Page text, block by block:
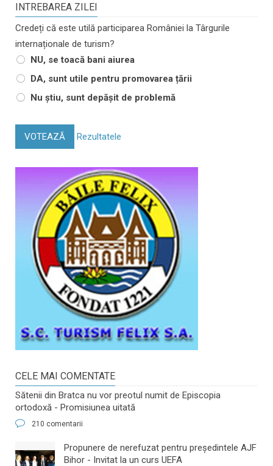
INTREBAREA ZILEI
Credeți că este utilă participarea României la Târgurile
internaționale de turism?
NU, se toacă bani aiurea
DA, sunt utile pentru promovarea țării
Nu știu, sunt depășit de problemă
VOTEAZĂ Rezultatele
CELE MAI COMENTATE
Sătenii din Bratca nu vor preotul numit de Episcopia
ortodoxă - Promisiunea uitată
210 comentarii
​Propunere de nerefuzat pentru preşedintele AJF
Bihor - Invitat la un curs UEFA